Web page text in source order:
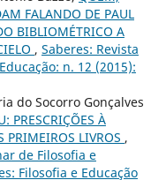
FALANDO DE PAUL
BIBLIOMÉTRICO A
, Saberes: Revista
n. 12 (2015):
do Socorro Gonçalves
PRESCRIÇÕES À
PRIMEIROS LIVROS ,
de Filosofia e
Filosofia e Educação